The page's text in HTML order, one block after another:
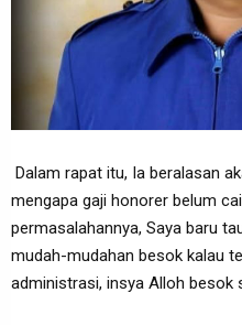
Dalam rapat itu, Ia beralasan
mengapa gaji honorer belum
permasalahannya, Saya baru
mudah-mudahan besok kalau
administrasi, insya Alloh besok